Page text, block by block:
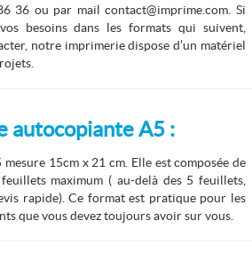
36 ou par mail contact@imprime.com. Si
besoins dans les formats qui suivent,
notre imprimerie dispose d’un matériel
autocopiante A5 :
15cm x 21 cm. Elle est composée de
maximum ( au-delà des 5 feuillets,
rapide). Ce format est pratique pour les
que vous devez toujours avoir sur vous.